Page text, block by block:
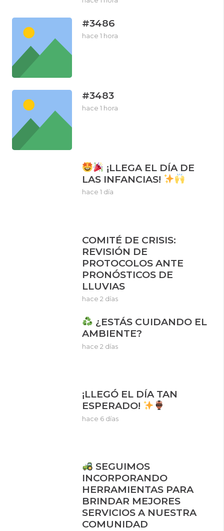
#3486
hace 1 hora
#3483
hace 1 hora
¡LLEGA EL DÍA DE
LAS INFANCIAS!
hace 1 día
COMITÉ DE CRISIS:
REVISIÓN DE
PROTOCOLOS ANTE
PRONÓSTICOS DE
LLUVIAS
hace 2 días
¿ESTÁS CUIDANDO EL
AMBIENTE?
hace 2 días
¡LLEGÓ EL DÍA TAN
ESPERADO!
hace 6 días
SEGUIMOS
INCORPORANDO
HERRAMIENTAS PARA
BRINDAR MEJORES
SERVICIOS A NUESTRA
COMUNIDAD